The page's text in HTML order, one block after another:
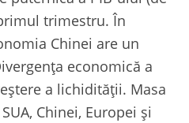
trimestru. În
Chinei are un
economică a
a lichidității. Masa
Chinei, Europei și